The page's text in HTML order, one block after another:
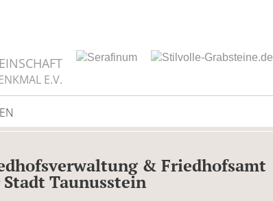
E.V.
& Friedhofsamt
Stadt Taunusstein